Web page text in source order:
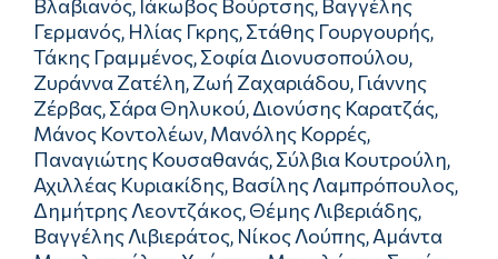
Βλαβιανός, Ιάκωβος Βούρτσης, Βαγγέλης
Γερμανός, Ηλίας Γκρης, Στάθης Γουργουρής,
Τάκης Γραμμένος, Σοφία Διονυσοπούλου,
Ζυράννα Ζατέλη, Ζωή Ζαχαριάδου, Γιάννης
Ζέρβας, Σάρα Θηλυκού, Διονύσης Καρατζάς,
Μάνος Koντολέων, Μανόλης Κορρές,
Παναγιώτης Κουσαθανάς, Σύλβια Κουτρούλη,
Αχιλλέας Κυριακίδης, Βασίλης Λαμπρόπουλος,
Δημήτρης Λεοντζάκος, Θέμης Λιβεριάδης,
Βαγγέλης Λιβιεράτος, Νίκος Λούπης, Αμάντα